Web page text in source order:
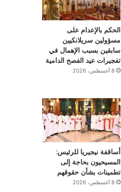
الحكم بالإعدام على
مسؤولين سريلانكيين
سابقين بسبب الإهمال في
تفجيرات عيد الفصح الدامية
8 أغسطس، 2026
أساقفة نيجيريا للرئيس:
المسيحيون بحاجة إلى
تطمينات بشأن حقوقهم
8 أغسطس، 2026